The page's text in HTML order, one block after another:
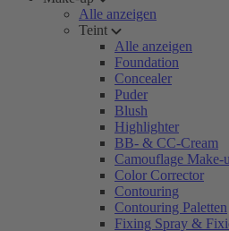
Alle anzeigen
Teint
Alle anzeigen
Foundation
Concealer
Puder
Blush
Highlighter
BB- & CC-Cream
Camouflage Make-
Color Corrector
Contouring
Contouring Paletten
Fixing Spray &